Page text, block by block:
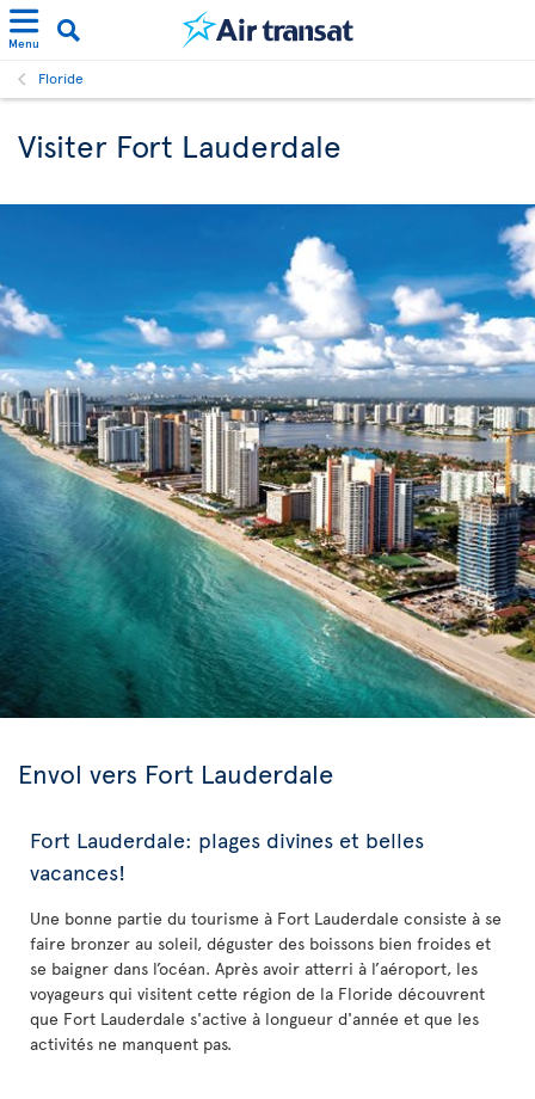
Menu
Floride
Visiter Fort Lauderdale
Envol vers Fort Lauderdale
Fort Lauderdale: plages divines et belles
vacances!
Une bonne partie du tourisme à Fort Lauderdale consiste à se
faire bronzer au soleil, déguster des boissons bien froides et
se baigner dans l’océan. Après avoir atterri à l’aéroport, les
voyageurs qui visitent cette région de la Floride découvrent
que Fort Lauderdale s'active à longueur d'année et que les
activités ne manquent pas.